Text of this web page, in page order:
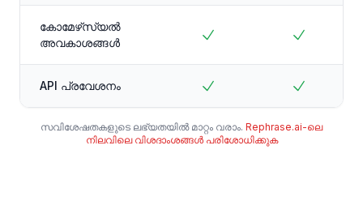
കോമേഴ്‌സ്യൽ
അവകാശങ്ങൾ
API പ്രവേശനം
സവിശേഷതകളുടെ ലഭ്യതയിൽ മാറ്റം വരാം. Rephrase.ai-ലെ
നിലവിലെ വിശദാംശങ്ങൾ പരിശോധിക്കുക